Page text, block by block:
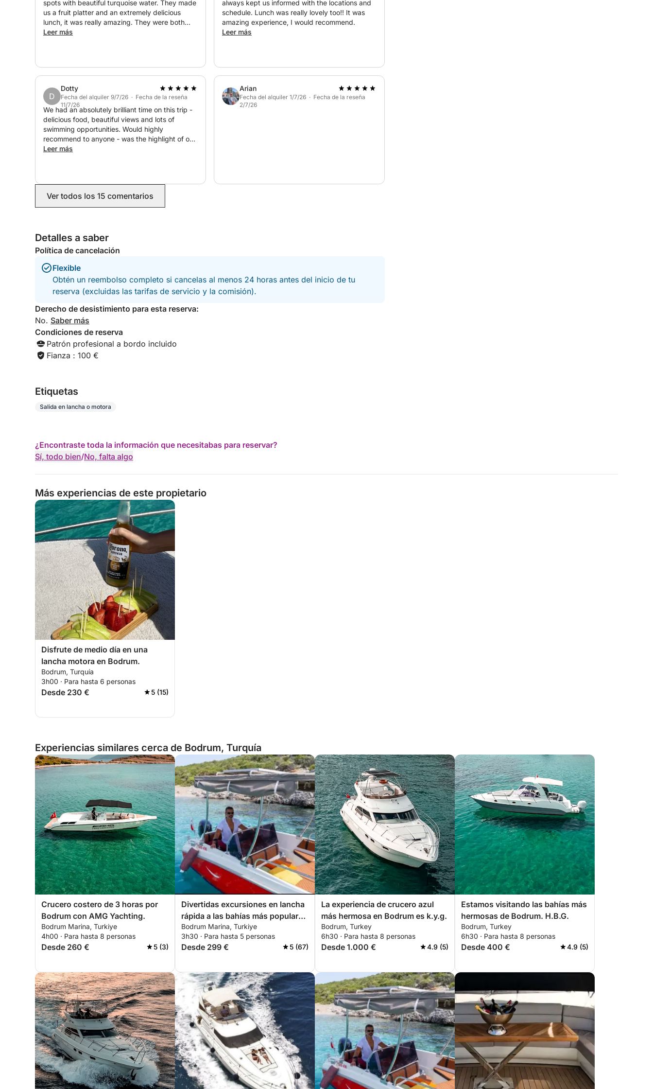
spots with beautiful turquoise water. They made
us a fruit platter and an extremely delicious
lunch, it was really amazing. They were both
super kind, made sure we were happy, and also
Leer más
always kept us informed with the locations and
schedule. Lunch was really lovely too!! It was
amazing experience, I would recommend.
Leer más
D
Dotty
Fecha del alquiler 9/7/26 · Fecha de la reseña
11/7/26
We had an absolutely brilliant time on this trip -
delicious food, beautiful views and lots of
swimming opportunities. Would highly
recommend to anyone - was the highlight of our
trip to Bodrum!
Leer más
Arian
Fecha del alquiler 1/7/26 · Fecha de la reseña
2/7/26
Ver todos los 15 comentarios
Detalles a saber
Política de cancelación
Flexible
Obtén un reembolso completo si cancelas al menos 24 horas antes del inicio de tu
reserva (excluidas las tarifas de servicio y la comisión).
Derecho de desistimiento para esta reserva:
No. Saber más
Condiciones de reserva
Patrón profesional a bordo incluido
Fianza : 100 €
Etiquetas
Salida en lancha o motora
¿Encontraste toda la información que necesitabas para reservar?
Sí, todo bien/No, falta algo
Más experiencias de este propietario
Disfrute de medio día en una
lancha motora en Bodrum.
Bodrum, Turquía
3h00 · Para hasta 6 personas
Desde 230 € 5 (15)
Experiencias similares cerca de Bodrum, Turquía
Crucero costero de 3 horas por
Bodrum con AMG Yachting.
Bodrum Marina, Turkiye
4h00 · Para hasta 8 personas
Desde 260 € 5 (3)
Divertidas excursiones en lancha
rápida a las bahías más populares
de Bodrum.
Bodrum Marina, Turkiye
3h30 · Para hasta 5 personas
Desde 299 € 5 (67)
La experiencia de crucero azul
más hermosa en Bodrum es k.y.g.
Bodrum, Turkey
6h30 · Para hasta 8 personas
Desde 1.000 € 4.9 (5)
Estamos visitando las bahías más
hermosas de Bodrum. H.B.G.
Bodrum, Turkey
6h30 · Para hasta 8 personas
Desde 400 € 4.9 (5)